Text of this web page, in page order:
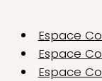
Espace
Espace
Espace